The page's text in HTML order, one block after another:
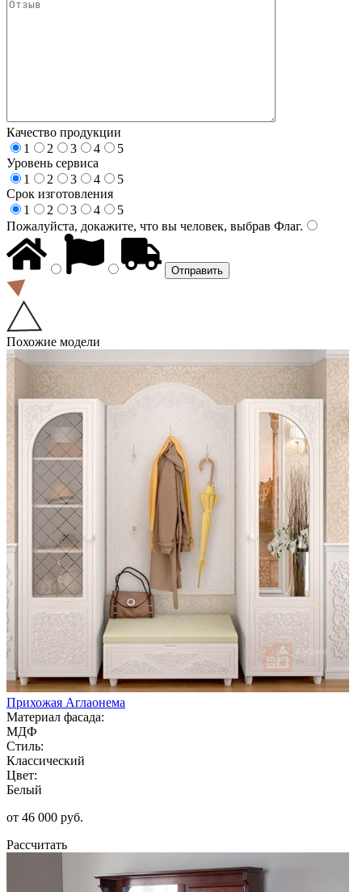
Качество продукции
1
2 3 4
5
Уровень сервиса
1
2 3 4
5
Срок изготовления
1
2 3 4
5
Пожалуйста, докажите, что вы человек, выбрав Флаг.
Похожие модели
Прихожая Аглаонема
Материал фасада:
МДФ
Стиль:
Классический
Цвет:
Белый
от 46 000 руб.
Рассчитать